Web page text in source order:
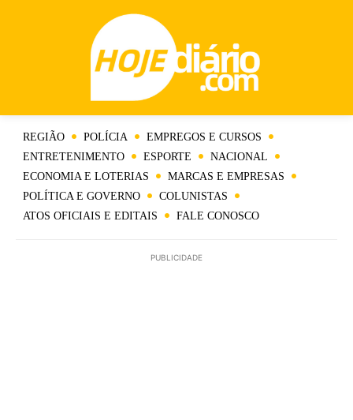
REGIÃO POLÍCIA
EMPREGOS E CURSOS
ENTRETENIMENTO
ESPORTE
NACIONAL
ECONOMIA E LOTERIAS
MARCAS E EMPRESAS
POLÍTICA E GOVERNO
COLUNISTAS
ATOS OFICIAIS E EDITAIS
FALE CONOSCO
PUBLICIDADE